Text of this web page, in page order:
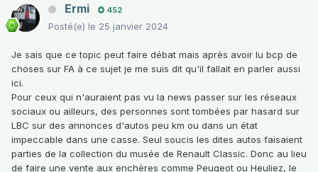
Ermi 452
Posté(e) le 25 janvier 2024
Je sais que ce topic peut faire débat mais après avoir lu bcp de
choses sur FA à ce sujet je me suis dit qu'il fallait en parler aussi
ici.
Pour ceux qui n'auraient pas vu la news passer sur les réseaux
sociaux ou ailleurs, des personnes sont tombées par hasard sur
LBC sur des annonces d'autos peu km ou dans un état
impeccable dans une casse. Seul soucis les dites autos faisaient
parties de la collection du musée de Renault Classic. Donc au lieu
de faire une vente aux enchères comme Peugeot ou Heuliez, le